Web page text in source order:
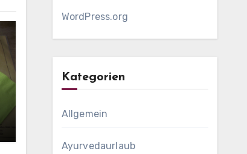
WordPress.org
Kategorien
Allgemein
Ayurvedaurlaub